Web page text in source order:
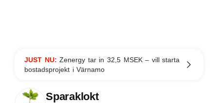
JUST NU:Zenergy tar in 32,5 MSEK – vill starta
bostadsprojekt i Värnamo
Sparaklokt